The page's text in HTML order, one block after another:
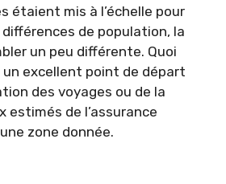
étaient mis à l’échelle pour
de population, la
un peu différente. Quoi
un excellent point de départ
des voyages ou de la
estimés de l’assurance
zone donnée.